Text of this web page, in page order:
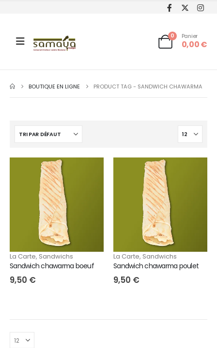
0 Panier
0,00€
BOUTIQUE EN LIGNE PRODUCT TAG - SANDWICH CHAWARMA
La Carte, Sandwichs
Sandwich chawarma boeuf
9,50 €
La Carte, Sandwichs
Sandwich chawarma poulet
9,50 €